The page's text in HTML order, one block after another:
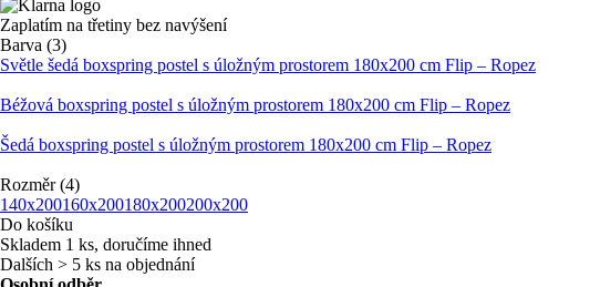
Zaplatím na třetiny bez navýšení
Barva (3)
Světle šedá boxspring postel s úložným prostorem 180x200 cm Flip – Ropez
Béžová boxspring postel s úložným prostorem 180x200 cm Flip – Ropez
Šedá boxspring postel s úložným prostorem 180x200 cm Flip – Ropez
Rozměr (4)
140x200160x200180x200200x200
Do košíku
Skladem 1 ks, doručíme ihned
Dalších > 5 ks na objednání